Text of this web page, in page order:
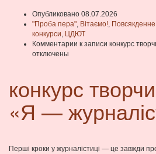
Опубликовано 08.07.2026
"Проба пера", Вітаємо!,
конкурси, ЦДЮТ
Комментарии к записи конкурс
отключены
конкурс
«Я —
Перші кроки у журналістиці — це завжди про